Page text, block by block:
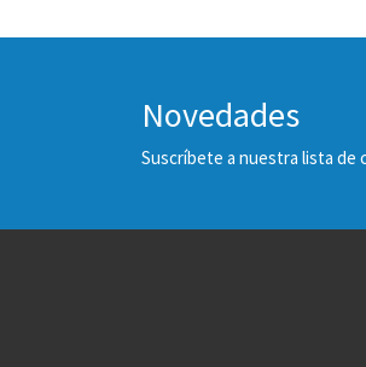
Novedades
Suscríbete a nuestra lista de